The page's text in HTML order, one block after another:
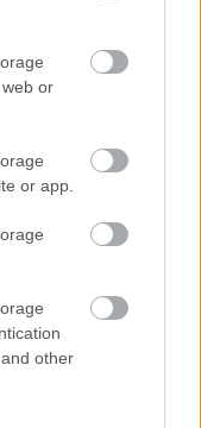
or
or app.
other
ευκαιρία για μεγάλες